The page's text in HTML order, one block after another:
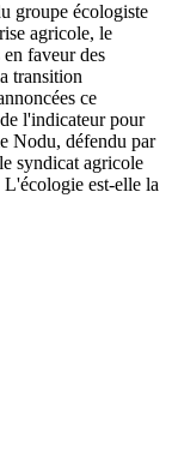
groupe écologiste
agricole, le
faveur des
transition
ce
l'indicateur pour
Nodu, défendu par
syndicat agricole
est-elle la